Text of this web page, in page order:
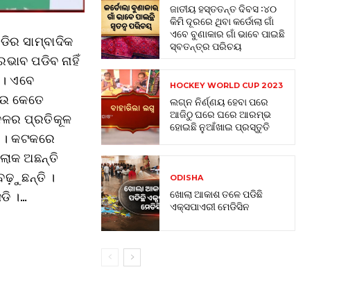
ସାମ୍ବାଦିକ
ପଡିବ ନାହିଁ
ଏବେ
କେତେ
ଦଳର ପ୍ରତିକୂଳ
କଟକରେ
ଅଛନ୍ତି
ବଢ଼ୁଛନ୍ତି ।
।…
ଜାତୀୟ ହସ୍ତତନ୍ତ ଦିବସ :୪୦
କିମି ଦୂରରେ ଥିବା କର୍ଡୋଲା ଗାଁ
ଏବେ ବୁଣାକାର ଗାଁ ଭାବେ ପାଇଛି
ସ୍ବତନ୍ତ୍ର ପରିଚୟ
HOCKEY WORLD CUP 2023
ଲଗ୍ନ ନିର୍ଣ୍ଣୟ ହେବା ପରେ
ଆଜିଠୁ ଘରେ ଘରେ ଆରମ୍ଭ
ହୋଇଛି ନୁଆଁଖାଇ ପ୍ରସ୍ତୁତି
ODISHA
ଖୋଲା ଆକାଶ ତଳେ ପଡିଛି
ଏକ୍ସପାଏରୀ ମେଡିସିନ